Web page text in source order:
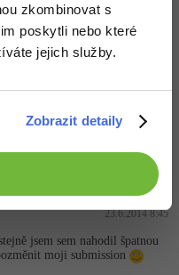
zkombinovat s
poskytli nebo které
jejich služby.
Zobrazit detaily
23.6.2014 6:44
23.6.2014 8:45
jsem sem nahodil špatnou
moji submission